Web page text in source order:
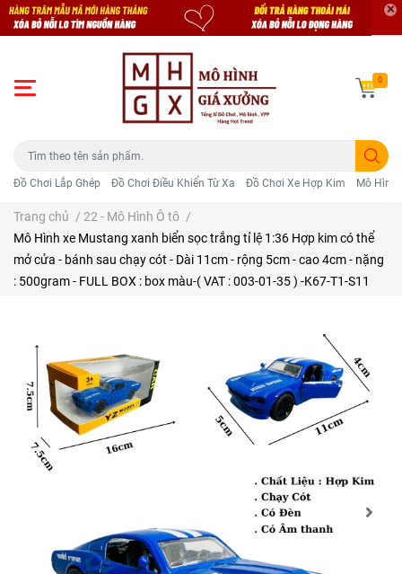
Đồ Chơi Lắp Ghép Đồ Chơi Điều Khiển Từ Xa Đồ Chơi Xe Hợp Kim Mô Hình
0
Trang chủ / 22 - Mô Hình Ô tô /
Mô Hình xe Mustang xanh biển sọc trắng tỉ lệ 1:36 Hợp kim có thể
mở cửa - bánh sau chạy cót - Dài 11cm - rộng 5cm - cao 4cm - nặng
: 500gram - FULL BOX : box màu-( VAT : 003-01-35 ) -K67-T1-S11